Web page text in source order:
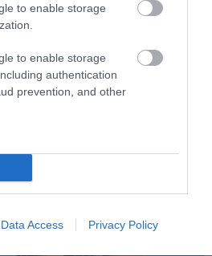
to enable storage
to enable storage
authentication
prevention, and other
Data Access Privacy Policy
και Μιχάλης
Σαββατοκύριακο
γάμος τους στη